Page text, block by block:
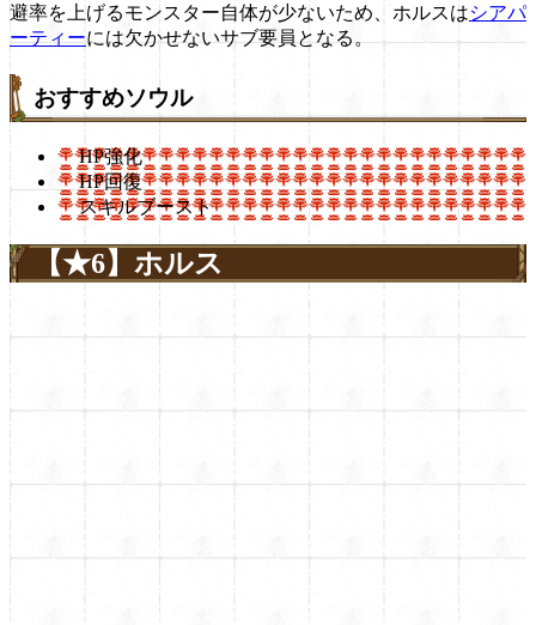
避率を上げるモンスター自体が少ないため、ホルスはシアパ
ーティーには欠かせないサブ要員となる。
おすすめソウル
HP強化
HP回復
スキルブースト
【★6】ホルス